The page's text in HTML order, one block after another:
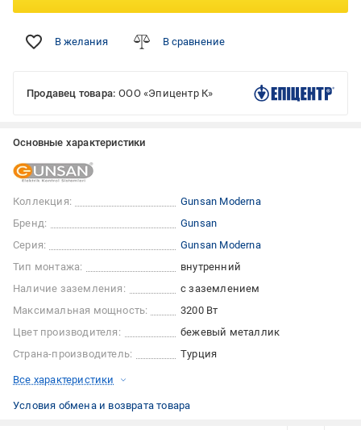
В желания В сравнение
Продавец товара: ООО «Эпицентр К»
Основные характеристики
Коллекция:
Gunsan Moderna
Бренд:
Gunsan
Серия:
Gunsan Moderna
Тип монтажа:
внутренний
Наличие заземления:
с заземлением
Максимальная мощность:
3200 Вт
Цвет производителя:
бежевый металлик
Страна-производитель:
Турция
Все характеристики
Условия обмена и возврата товара